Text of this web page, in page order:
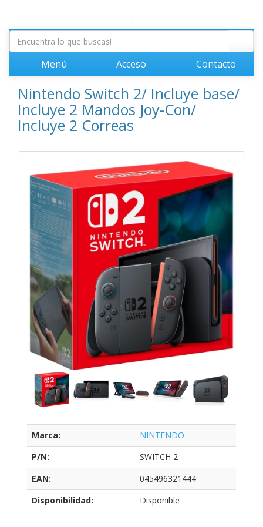
.
Menú Acceso Contacto
Nintendo Switch 2/ Incluye base/
Incluye 2 Mandos Joy-Con/
Incluye 2 Correas
Marca:
NINTENDO
P/N:
SWITCH 2
EAN:
045496321444
Disponibilidad:
Disponible